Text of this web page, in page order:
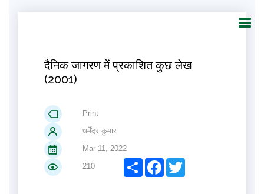
दैनिक जागरण में प्रकाशित कुछ लेख
(2001)
Print
धर्मेंद्र कुमार
Mar 11, 2022
210
ShareFacebook